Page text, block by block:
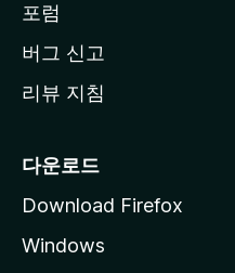
동
포럼
버그 신고
리뷰 지침
다운로드
Download Firefox
Windows